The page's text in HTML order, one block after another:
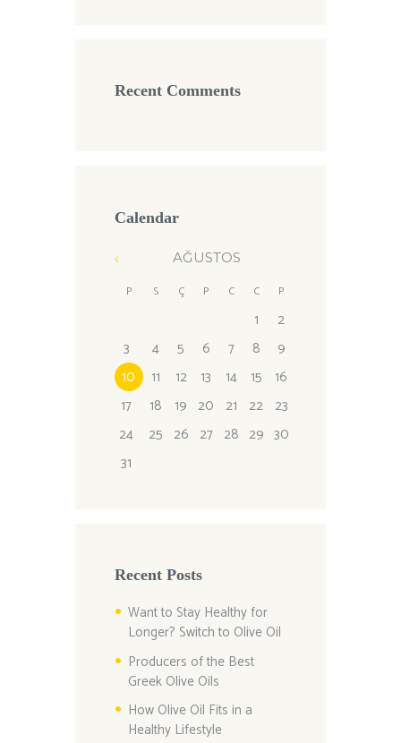
Recent Comments
Calendar
AĞUSTOS
P S Ç P C C P
1
2
3
4 5 6 7 8
9
10
11 12 13 14 15
16
17
18 19 20 21 22 23
24
25 26 27 28 29 30
31
Recent Posts
Want to Stay Healthy for
Longer? Switch to Olive Oil
Producers of the Best
Greek Olive Oils
How Olive Oil Fits in a
Healthy Lifestyle